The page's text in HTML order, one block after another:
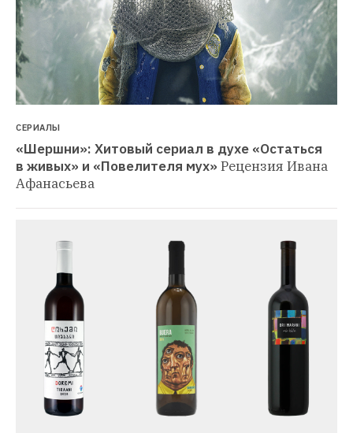
СЕРИАЛЫ
«Шершни»: Хитовый сериал в духе «Остаться
в живых» и «Повелителя мух» Рецензия Ивана
Афанасьева